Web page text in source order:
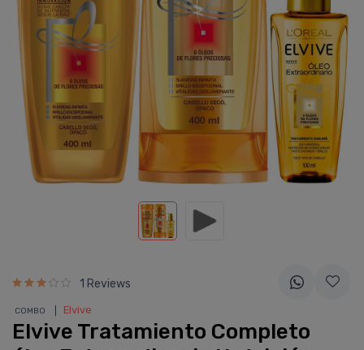
1 Reviews
COMBO Elvive
Elvive Tratamiento Completo